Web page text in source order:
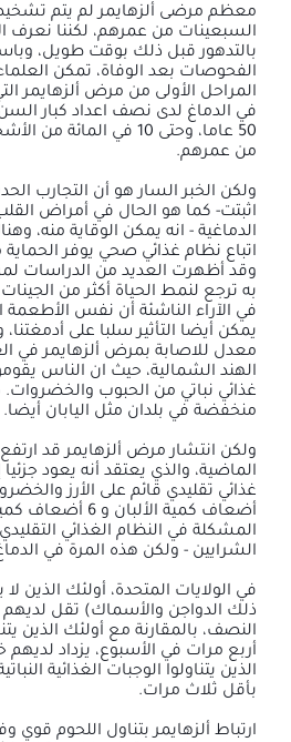
معظم مرضى ألزهايمر لم يتم
السبعينات من عمرهم، لكننا نعرف
بالتدهور قبل ذلك بوقت طويل،
الفحوصات بعد الوفاة، تمكن
المراحل الأولى من مرض ألزهايمر
في الدماغ لدى نصف اعداد كبار
50 عاما، وحتى 10 في
من عمرهم.
ولكن الخبر السار هو أن التجارب
اثبتت- كما هو الحال في أمراض
الدماغية - انه يمكن الوقاية منه،
اتباع نظام غذائي صحي يوفر
وقد أظهرت العديد من الدراسات
به ترجع لنمط الحياة أكثر من
في الآراء الناشئة أن نفس الأطعمة
يمكن أيضا التأثير سلبا على
معدل للاصابة بمرض ألزهايمر في
الهند الشمالية، حيث ان الناس
غذائي نباتي من الحبوب
منخفضة في بلدان مثل اليابان أيضا.
ولكن انتشار مرض ألزهايمر قد
الماضية، والذي يعتقد أنه يعود
غذائي تقليدي قائم على الأرز
أضعاف كمية
المشكلة في النظام الغذائي
الشرايين - ولكن هذه المرة في
في الولايات المتحدة، أولئك الذين
ذلك الدواجن والأسماك) تقل لديهم
النصف، بالمقارنة مع أولئك الذين
أربع مرات في الأسبوع، يزداد
بأقل ثلاث مرات.
ارتباط ألزهايمر بتناول اللحوم قوي